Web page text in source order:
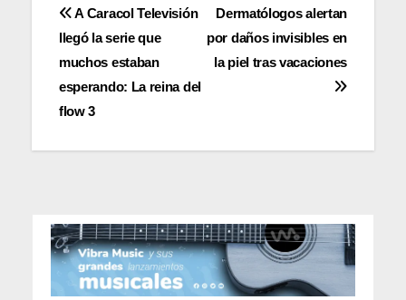
Navegación
de
entradas
Dermatólogos alertan
por daños invisibles en
la piel tras vacaciones
A Caracol Televisión
llegó la serie que
muchos estaban
esperando: La reina del
flow 3